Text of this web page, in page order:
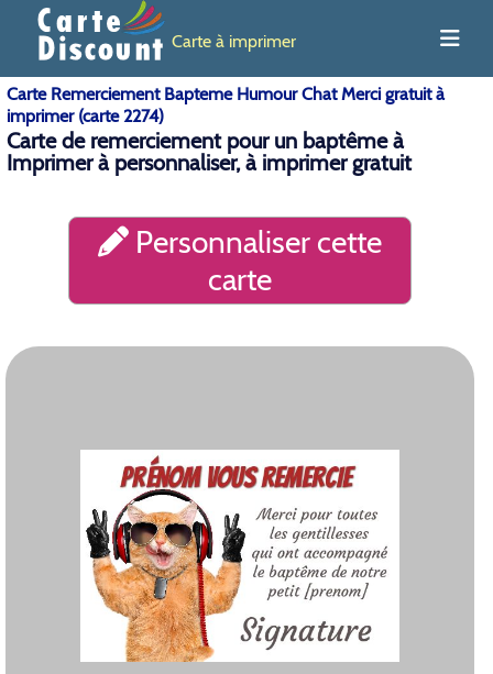
Carte à imprimer
Carte Remerciement Bapteme Humour Chat Merci gratuit à
imprimer (carte 2274)
Carte de remerciement pour un baptême à
Imprimer à personnaliser, à imprimer gratuit
Personnaliser cette
carte